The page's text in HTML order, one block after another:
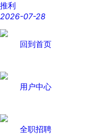
推利
2026-07-28
回到首页
用户中心
全职招聘